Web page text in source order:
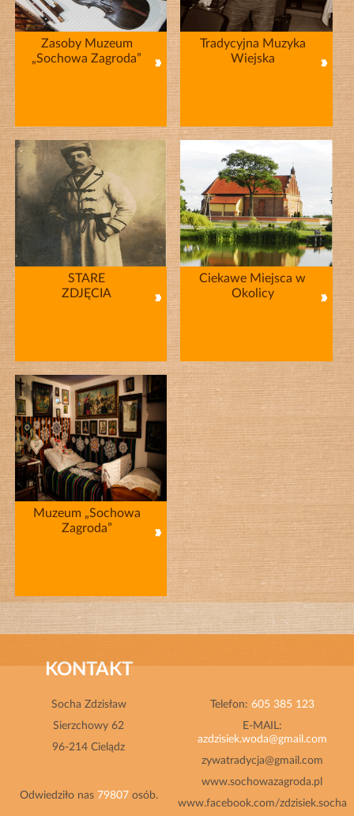
Zasoby Muzeum
„Sochowa Zagroda”
Tradycyjna Muzyka
Wiejska
STARE
ZDJĘCIA
Ciekawe Miejsca w
Okolicy
Muzeum „Sochowa
Zagroda”
KONTAKT
Socha Zdzisław
Sierzchowy 62
96-214 Cielądz
Odwiedziło nas 79807osób.
Telefon: 605 385 123
E-MAIL:
azdzisiek.woda@gmail.com
zywatradycja@gmail.com
www.sochowazagroda.pl
www.facebook.com/zdzisiek.socha